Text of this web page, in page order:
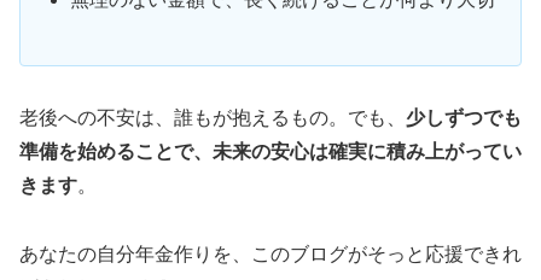
老後への不安は、誰もが抱えるもの。でも、 少しずつでも
準備を始めることで、未来の安心は確実に積み上がってい
きます。
あなたの自分年金作りを、このブログがそっと応援できれ